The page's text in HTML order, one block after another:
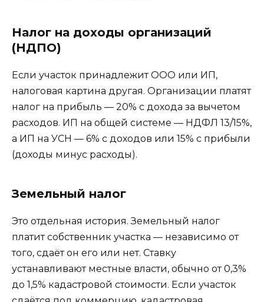
Налог на доходы организаций
(НДПО)
Если участок принадлежит ООО или ИП,
налоговая картина другая. Организации платят
налог на прибыль — 20% с дохода за вычетом
расходов. ИП на общей системе — НДФЛ 13/15%,
а ИП на УСН — 6% с доходов или 15% с прибыли
(доходы минус расходы).
Земельный налог
Это отдельная история. Земельный налог
платит собственник участка — независимо от
того, сдаёт он его или нет. Ставку
устанавливают местные власти, обычно от 0,3%
до 1,5% кадастровой стоимости. Если участок